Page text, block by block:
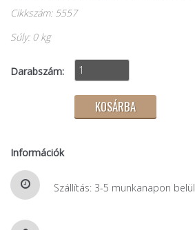
Cikkszám: 5557
Súly: 0 kg
Darabszám:
Információk
Szállítás: 3-5 munkanapon belül